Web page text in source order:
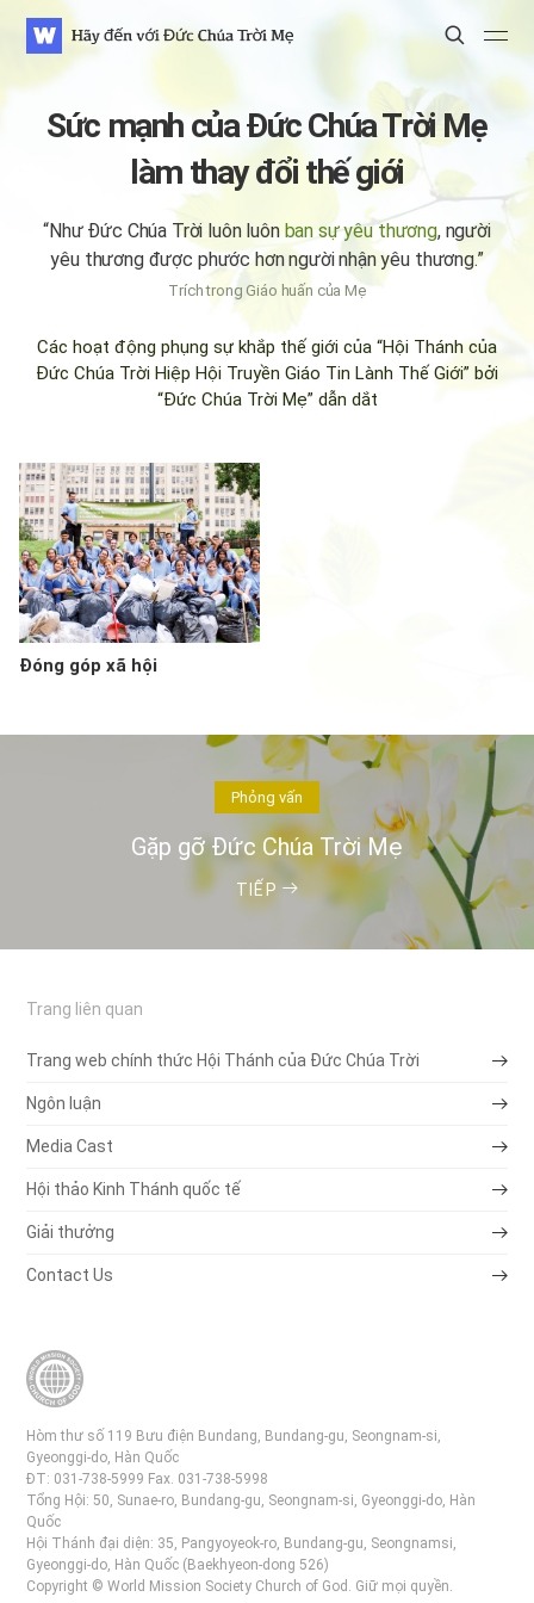
WATV Search
Search Search
Sức mạnh của Đức Chúa Trời Mẹ
làm thay đổi thế giới
“Như Ðức Chúa Trời luôn luôn ban sự yêu thương, người
yêu thương được phước hơn người nhận yêu thương.”
Trích trong Giáo huấn của Mẹ
Các hoạt động phụng sự khắp thế giới của “Hội Thánh của
Đức Chúa Trời Hiệp Hội Truyền Giáo Tin Lành Thế Giới” bởi
“Đức Chúa Trời Mẹ” dẫn dắt
Đóng góp xã hội
Phỏng vấn
Gặp gỡ Đức Chúa Trời Mẹ
TIẾP
Trang liên quan
Trang web chính thức Hội Thánh của Đức Chúa Trời
Ngôn luận
Media Cast
Hội thảo Kinh Thánh quốc tế
Giải thưởng
Contact Us
Hòm thư số 119 Bưu điện Bundang, Bundang-gu, Seongnam-si,
Gyeonggi-do, Hàn Quốc
ĐT: 031-738-5999 Fax. 031-738-5998
Tổng Hội: 50, Sunae-ro, Bundang-gu, Seongnam-si, Gyeonggi-do, Hàn
Quốc
Hội Thánh đại diện: 35, Pangyoyeok-ro, Bundang-gu, Seongnamsi,
Gyeonggi-do, Hàn Quốc (Baekhyeon-dong 526)
Copyright © World Mission Society Church of God. Giữ mọi quyền.